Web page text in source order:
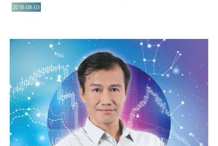
2018-08-03